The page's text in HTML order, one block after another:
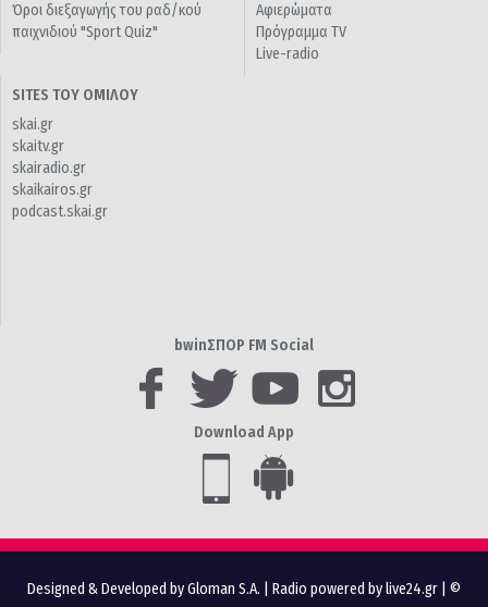
Όροι διεξαγωγής του ραδ/κού
παιχνιδιού "Sport Quiz"
Αφιερώματα
Πρόγραμμα TV
Live-radio
SITES ΤΟΥ ΟΜΙΛΟΥ
skai.gr
skaitv.gr
skairadio.gr
skaikairos.gr
podcast.skai.gr
bwinΣΠΟΡ FM Social
Download App
Designed & Developed by Gloman S.A. Radio powered by live24.gr | ©